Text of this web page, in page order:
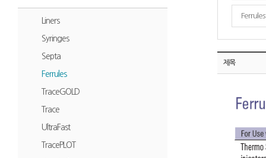
Liners
Syringes
Septa
Ferrules
TraceGOLD
Trace
UltraFast
TracePLOT
제목